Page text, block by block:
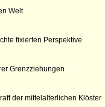
Welt
fixierten Perspektive
Grenzziehungen
der mittelalterlichen Klöster